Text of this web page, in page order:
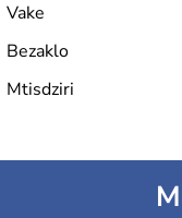
Vake
Bezaklo
Mtisdziri